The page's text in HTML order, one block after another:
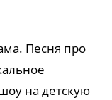
Песня про
на детскую